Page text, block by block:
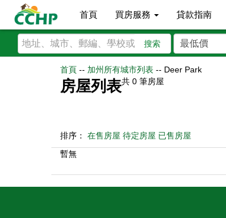
首頁 買房服務 貸款指南
搜索
首頁 -- 加州所有城市列表 -- Deer Park
房屋列表共 0 筆房屋
排序： 在售房屋 待定房屋 已售房屋
暫無